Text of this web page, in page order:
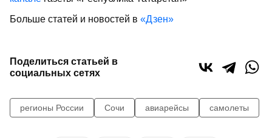
Больше статей и новостей в «Дзен»
Поделиться статьей в
социальных сетях
регионы России Сочи авиарейсы самолеты